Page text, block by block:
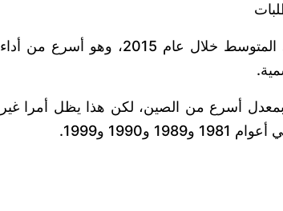
يذكر أن اقتصاد الهند نما بمعدل بلغ 7.5 % في المتوسط خلال عام 2015، وهو أسرع من أداء
بمعدل أسرع من الصين، لكن هذا يظل أمرا غير
و1999.